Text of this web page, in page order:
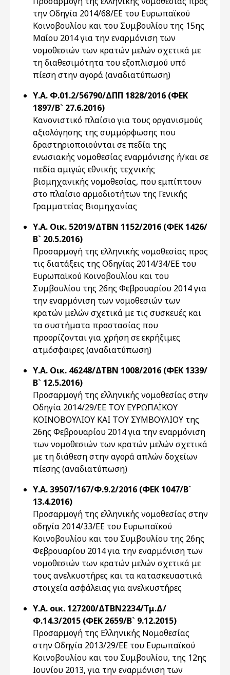
την Οδηγία 2014/68/ΕΕ του Ευρωπαϊκού
Κοινοβουλίου και του Συμβουλίου της 15ης
Μαΐου 2014 για την εναρμόνιση των
νομοθεσιών των κρατών μελών σχετικά με
τη διαθεσιμότητα του εξοπλισμού υπό
πίεση στην αγορά (αναδιατύπωση)
Υ.Α. Φ.01.2/56790/ΔΠΠ 1828/2016 (ΦΕΚ
1897/Β` 27.6.2016)
Κανονιστικό πλαίσιο για τους οργανισμούς
αξιολόγησης της συμμόρφωσης που
δραστηριοποιούνται σε πεδία της
ενωσιακής νομοθεσίας εναρμόνισης ή/και σε
πεδία αμιγώς εθνικής τεχνικής
βιομηχανικής νομοθεσίας, που εμπίπτουν
στο πλαίσιο αρμοδιοτήτων της Γενικής
Γραμματείας Βιομηχανίας
Υ.Α. Οικ. 52019/ΔΤΒΝ 1152/2016 (ΦΕΚ 1426/
Β` 20.5.2016)
Προσαρμογή της ελληνικής νομοθεσίας προς
τις διατάξεις της Οδηγίας 2014/34/ΕΕ του
Ευρωπαϊκού Κοινοβουλίου και του
Συμβουλίου της 26ης Φεβρουαρίου 2014 για
την εναρμόνιση των νομοθεσιών των
κρατών μελών σχετικά με τις συσκευές και
τα συστήματα προστασίας που
προορίζονται για χρήση σε εκρήξιμες
ατμόσφαιρες (αναδιατύπωση)
Υ.Α. Οικ. 46248/ΔΤΒΝ 1008/2016 (ΦΕΚ 1339/
Β` 12.5.2016)
Προσαρμογή της ελληνικής νομοθεσίας στην
Οδηγία 2014/29/ΕΕ ΤΟΥ ΕΥΡΩΠΑΪΚΟΥ
ΚΟΙΝΟΒΟΥΛΙΟΥ ΚΑΙ ΤΟΥ ΣΥΜΒΟΥΛΙΟΥ της
26ης Φεβρουαρίου 2014 για την εναρμόνιση
των νομοθεσιών των κρατών μελών σχετικά
με τη διάθεση στην αγορά απλών δοχείων
πίεσης (αναδιατύπωση)
Υ.Α. 39507/167/Φ.9.2/2016 (ΦΕΚ 1047/Β`
13.4.2016)
Προσαρμογή της ελληνικής νομοθεσίας στην
οδηγία 2014/33/ΕE του Ευρωπαϊκού
Κοινοβουλίου και του Συμβουλίου της 26ης
Φεβρουαρίου 2014 για την εναρμόνιση των
νομοθεσιών των κρατών μελών σχετικά με
τους ανελκυστήρες και τα κατασκευαστικά
στοιχεία ασφάλειας για ανελκυστήρες
Υ.Α. οικ. 127200/ΔΤΒΝ2234/Τμ.Δ/
Φ.14.3/2015 (ΦΕΚ 2659/Β` 9.12.2015)
Προσαρμογή της Ελληνικής Νομοθεσίας
στην Οδηγία 2013/29/ΕΕ του Ευρωπαϊκού
Κοινοβουλίου και του Συμβουλίου, της 12ης
Ιουνίου 2013, για την εναρμόνιση των